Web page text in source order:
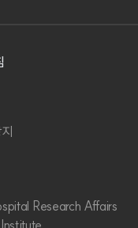
Research Affairs